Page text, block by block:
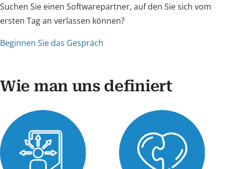
Suchen Sie einen Softwarepartner, auf den Sie sich vom
ersten Tag an verlassen können?
Beginnen Sie das Gespräch
Wie man uns definiert